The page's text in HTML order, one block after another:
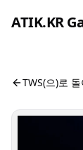
ATIK.KR
#DOHOON
사진 뷰어입
TWS(으)로